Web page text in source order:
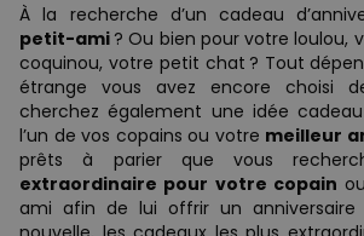
À la recherche d’un cadeau
petit-ami ? Ou bien pour votre loulou,
coquinou, votre petit chat ? Tout
étrange vous avez encore choisi
cherchez également une idée
l’un de vos copains ou votre meilleur
prêts à parier que vous
extraordinaire pour votre copain
ami afin de lui offrir un anniversaire